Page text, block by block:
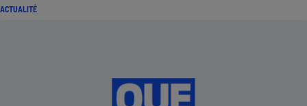
ACTUALITÉ